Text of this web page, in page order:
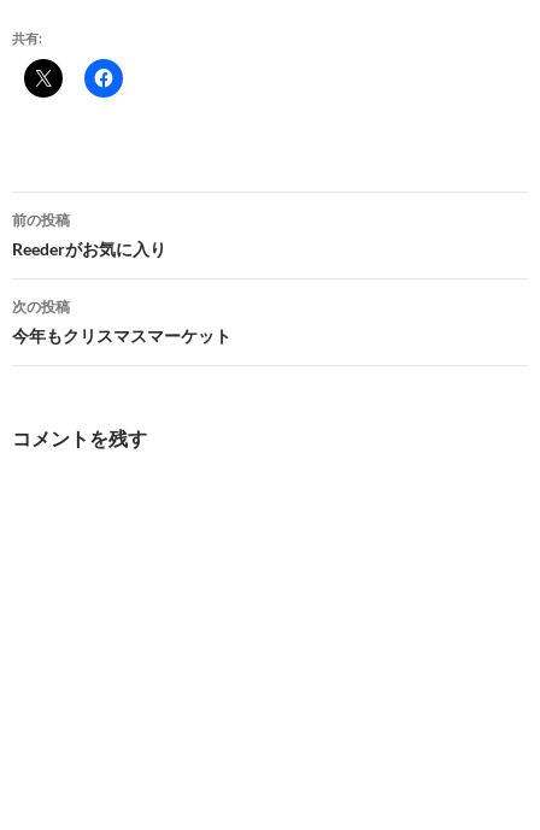
共有:
投
稿
ナ
ビ
ゲ
前の投稿
Reederがお気に入り
次の投稿
今年もクリスマスマーケット
コメントを残す